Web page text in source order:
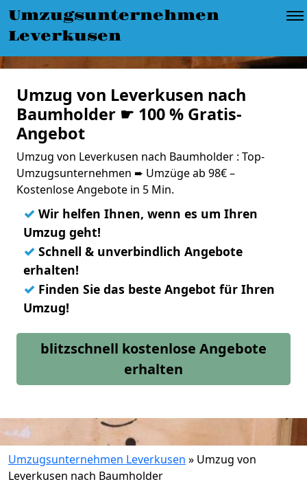
Umzugsunternehmen
Leverkusen
Umzug von Leverkusen nach
Baumholder ☛ 100 % Gratis-
Angebot
Umzug von Leverkusen nach Baumholder : Top-
Umzugsunternehmen ➨ Umzüge ab 98€ –
Kostenlose Angebote in 5 Min.
✓ Wir helfen Ihnen, wenn es um Ihren
Umzug geht!
✓ Schnell & unverbindlich Angebote
erhalten!
✓ Finden Sie das beste Angebot für Ihren
Umzug!
blitzschnell kostenlose Angebote
erhalten
Umzugsunternehmen Leverkusen » Umzug von
Leverkusen nach Baumholder